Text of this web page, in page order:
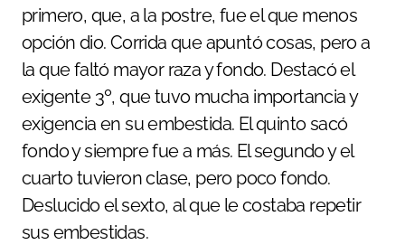
primero, que, a la postre, fue el que menos
opción dio. Corrida que apuntó cosas, pero a
la que faltó mayor raza y fondo. Destacó el
exigente 3º, que tuvo mucha importancia y
exigencia en su embestida. El quinto sacó
fondo y siempre fue a más. El segundo y el
cuarto tuvieron clase, pero poco fondo.
Deslucido el sexto, al que le costaba repetir
sus embestidas.